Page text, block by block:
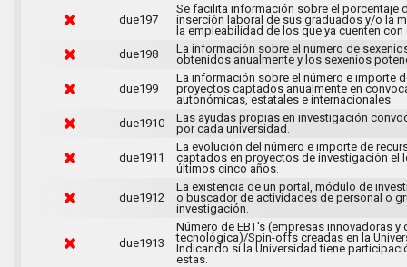
due197
Se facilita información sobre el porcentaje
inserción laboral de sus graduados y/o la
la empleabilidad de los que ya cuenten con
due198
La información sobre el número de
obtenidos anualmente y los sexenios
due199
La información sobre el número e importe
proyectos captados anualmente en
autonómicas, estatales e internacionales.
due1910
Las ayudas propias en investigación
por cada universidad.
due1911
La evolución del número e importe de
captados en proyectos de investigación el
últimos cinco años.
due1912
La existencia de un portal, módulo de
o buscador de actividades de personal o
investigación.
due1913
Número de EBT's (empresas innovadoras y
tecnológica)/Spin-offs creadas en la
Indicando si la Universidad tiene
estas.